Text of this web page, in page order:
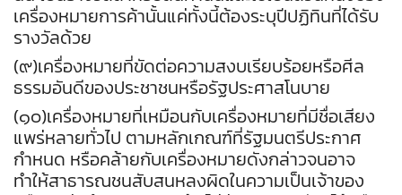
เครื่องหมายการค้านั้นแค่ทั้งนี้ต้องระบุปีปฏิทินที่ได้รับ
รางวัลด้วย
(๙)เครื่องหมายที่ขัดต่อความสงบเรียบร้อยหรือศีล
ธรรมอันดีของประชาชนหรือรัฐประศาสโนบาย
(๑๐)เครื่องหมายที่เหมือนกับเครื่องหมายที่มีชื่อเสียง
แพร่หลายทั่วไป ตามหลักเกณฑ์ที่รัฐมนตรีประกาศ
กำหนด หรือคล้ายกับเครื่องหมายดังกล่าวจนอาจ
ทำให้สาธารณชนสับสนหลงผิดในความเป็นเจ้าของ